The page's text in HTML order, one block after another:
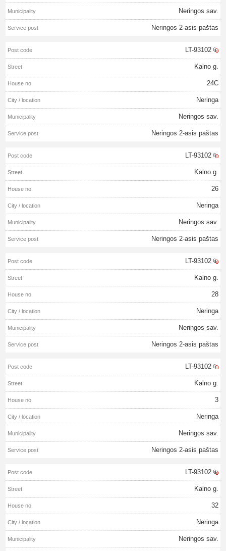
Neringos sav.
Neringos 2-asis paštas
LT-93102
Kalno g.
24C
Neringa
Neringos sav.
Neringos 2-asis paštas
LT-93102
Kalno g.
26
Neringa
Neringos sav.
Neringos 2-asis paštas
LT-93102
Kalno g.
28
Neringa
Neringos sav.
Neringos 2-asis paštas
LT-93102
Kalno g.
3
Neringa
Neringos sav.
Neringos 2-asis paštas
LT-93102
Kalno g.
32
Neringa
Neringos sav.